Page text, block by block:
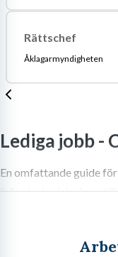
Rättschef
Åklagarmyndigheten
Lediga jobb -
En omfattande guide
från strategiska krav till